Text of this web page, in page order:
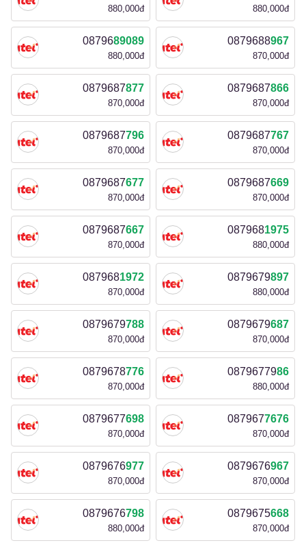
880,000đ 880,000đ
0879689089
880,000đ
0879688967
870,000đ
0879687877
870,000đ
0879687866
870,000đ
0879687796
870,000đ
0879687767
870,000đ
0879687677
870,000đ
0879687669
870,000đ
0879687667
870,000đ
0879681975
880,000đ
0879681972
870,000đ
0879679897
880,000đ
0879679788
870,000đ
0879679687
870,000đ
0879678776
870,000đ
0879677986
880,000đ
0879677698
870,000đ
0879677676
870,000đ
0879676977
870,000đ
0879676967
870,000đ
0879676798
880,000đ
0879675668
870,000đ